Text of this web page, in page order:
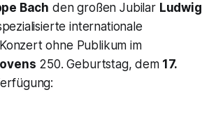
Bach den großen Jubilar Ludwig
internationale
ohne Publikum im
250. Geburtstag, dem17.